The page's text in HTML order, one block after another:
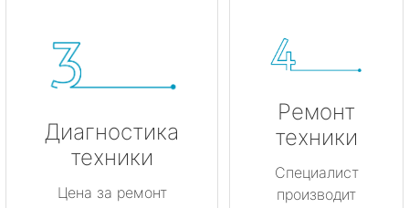
Диагностика
техники
Цена за ремонт
Ремонт
техники
Специалист
производит